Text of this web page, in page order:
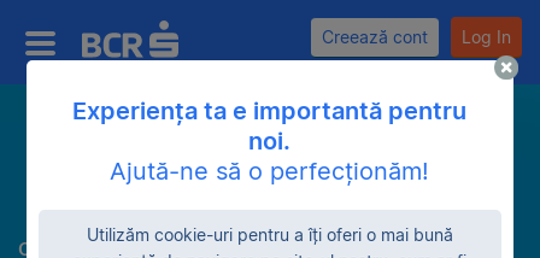
Creează cont Log In
Caută
Categorie
Experiența ta e importantă pentru
noi.
Ajută-ne să o perfecționăm!
Utilizăm cookie-uri pentru a îți oferi o mai bună